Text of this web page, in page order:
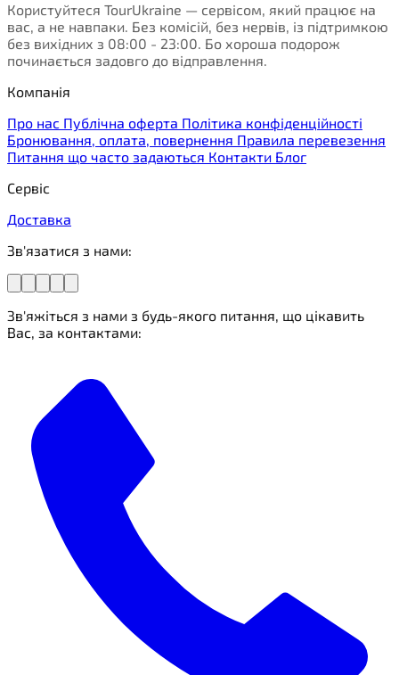
Користуйтеся TourUkraine — сервісом, який працює на
вас, а не навпаки. Без комісій, без нервів, із підтримкою
без вихідних з 08:00 - 23:00. Бо хороша подорож
починається задовго до відправлення.
Компанія
Про нас Публічна оферта Політика конфіденційності
Бронювання, оплата, повернення Правила перевезення
Питання що часто задаються Контакти Блог
Сервіс
Доставка
Зв'язатися з нами:
Зв'яжіться з нами з будь-якого питання, що цікавить
Вас, за контактами: